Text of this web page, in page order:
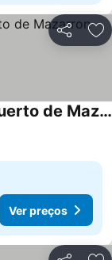
Partilhar
Ramada Resort by Wyndham Puerto de Mazarron
Ver preços